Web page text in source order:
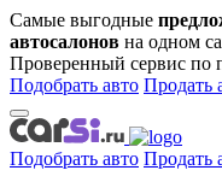
Самые выгодные
автосалонов на одном
Проверенный сервис по
Подобрать авто Продать
Подобрать авто Продать